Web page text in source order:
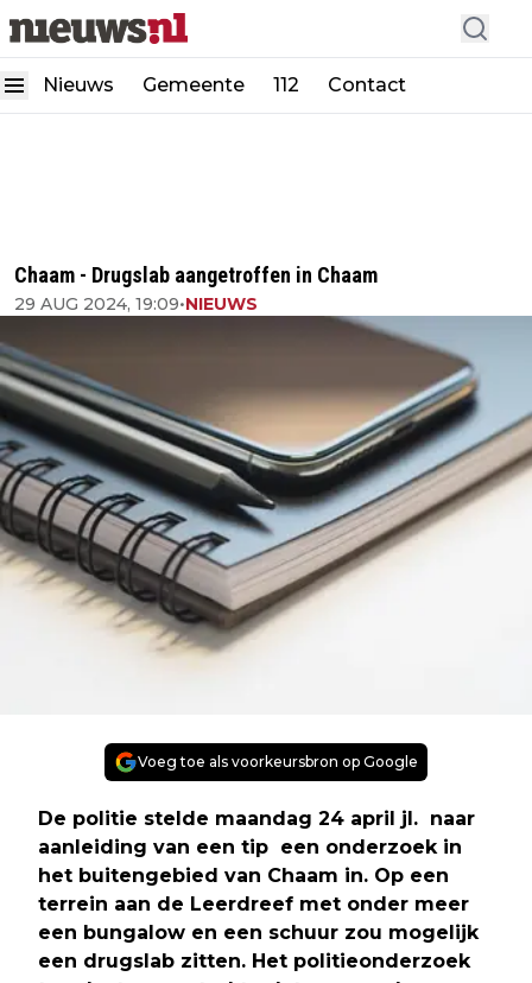
Nieuws Gemeente 112 Contact
Chaam - Drugslab aangetroffen in Chaam
29 AUG 2024, 19:09•NIEUWS
Voeg toe als voorkeursbron op Google
De politie stelde maandag 24 april jl. naar
aanleiding van een tip een onderzoek in
het buitengebied van Chaam in. Op een
terrein aan de Leerdreef met onder meer
een bungalow en een schuur zou mogelijk
een drugslab zitten. Het politieonderzoek